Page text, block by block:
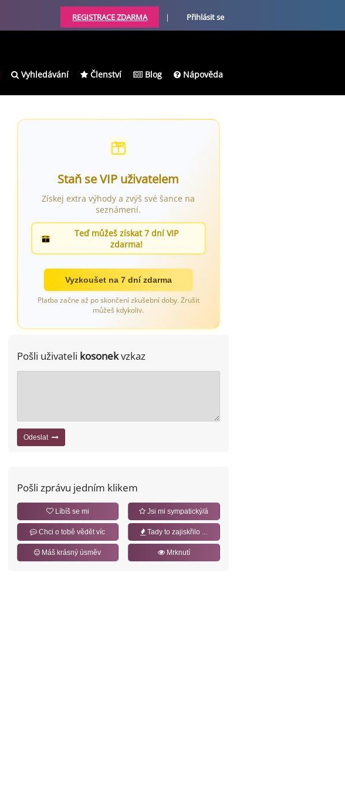
REGISTRACE ZDARMA | Přihlásit se
Vyhledávání Členství Blog Nápověda
Staň se VIP uživatelem
Získej extra výhody a zvýš své šance na
seznámení.
Teď můžeš získat 7 dní VIP
zdarma!
Vyzkoušet na 7 dní zdarma
Platba začne až po skončení zkušební doby. Zrušit
můžeš kdykoliv.
Pošli uživateli kosonekvzkaz
Odeslat
Pošli zprávu jedním klikem
Líbíš se mi Jsi mi sympatický/á
Chci o tobě vědět víc Tady to zajiskřilo ...
Máš krásný úsměv Mrknutí